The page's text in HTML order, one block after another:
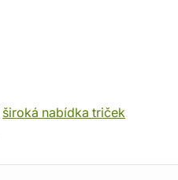
široká nabídka triček